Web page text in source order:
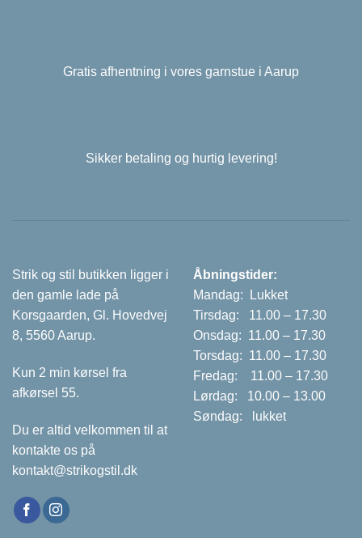
Gratis afhentning i vores garnstue i Aarup
Sikker betaling og hurtig levering!
Strik og stil butikken ligger i
den gamle lade på
Korsgaarden, Gl. Hovedvej
8, 5560 Aarup.
Kun 2 min kørsel fra
afkørsel 55.
Du er altid velkommen til at
kontakte os på
kontakt@strikogstil.dk
Åbningstider:
Mandag: Lukket
Tirsdag: 11.00 – 17.30
Onsdag: 11.00 – 17.30
Torsdag: 11.00 – 17.30
Fredag: 11.00 – 17.30
Lørdag: 10.00 – 13.00
Søndag: lukket